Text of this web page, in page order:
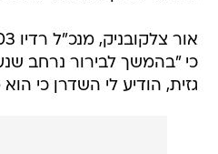
כי "בהמשך לבירור נרחב
גזית, הודיע לי השדרן כי